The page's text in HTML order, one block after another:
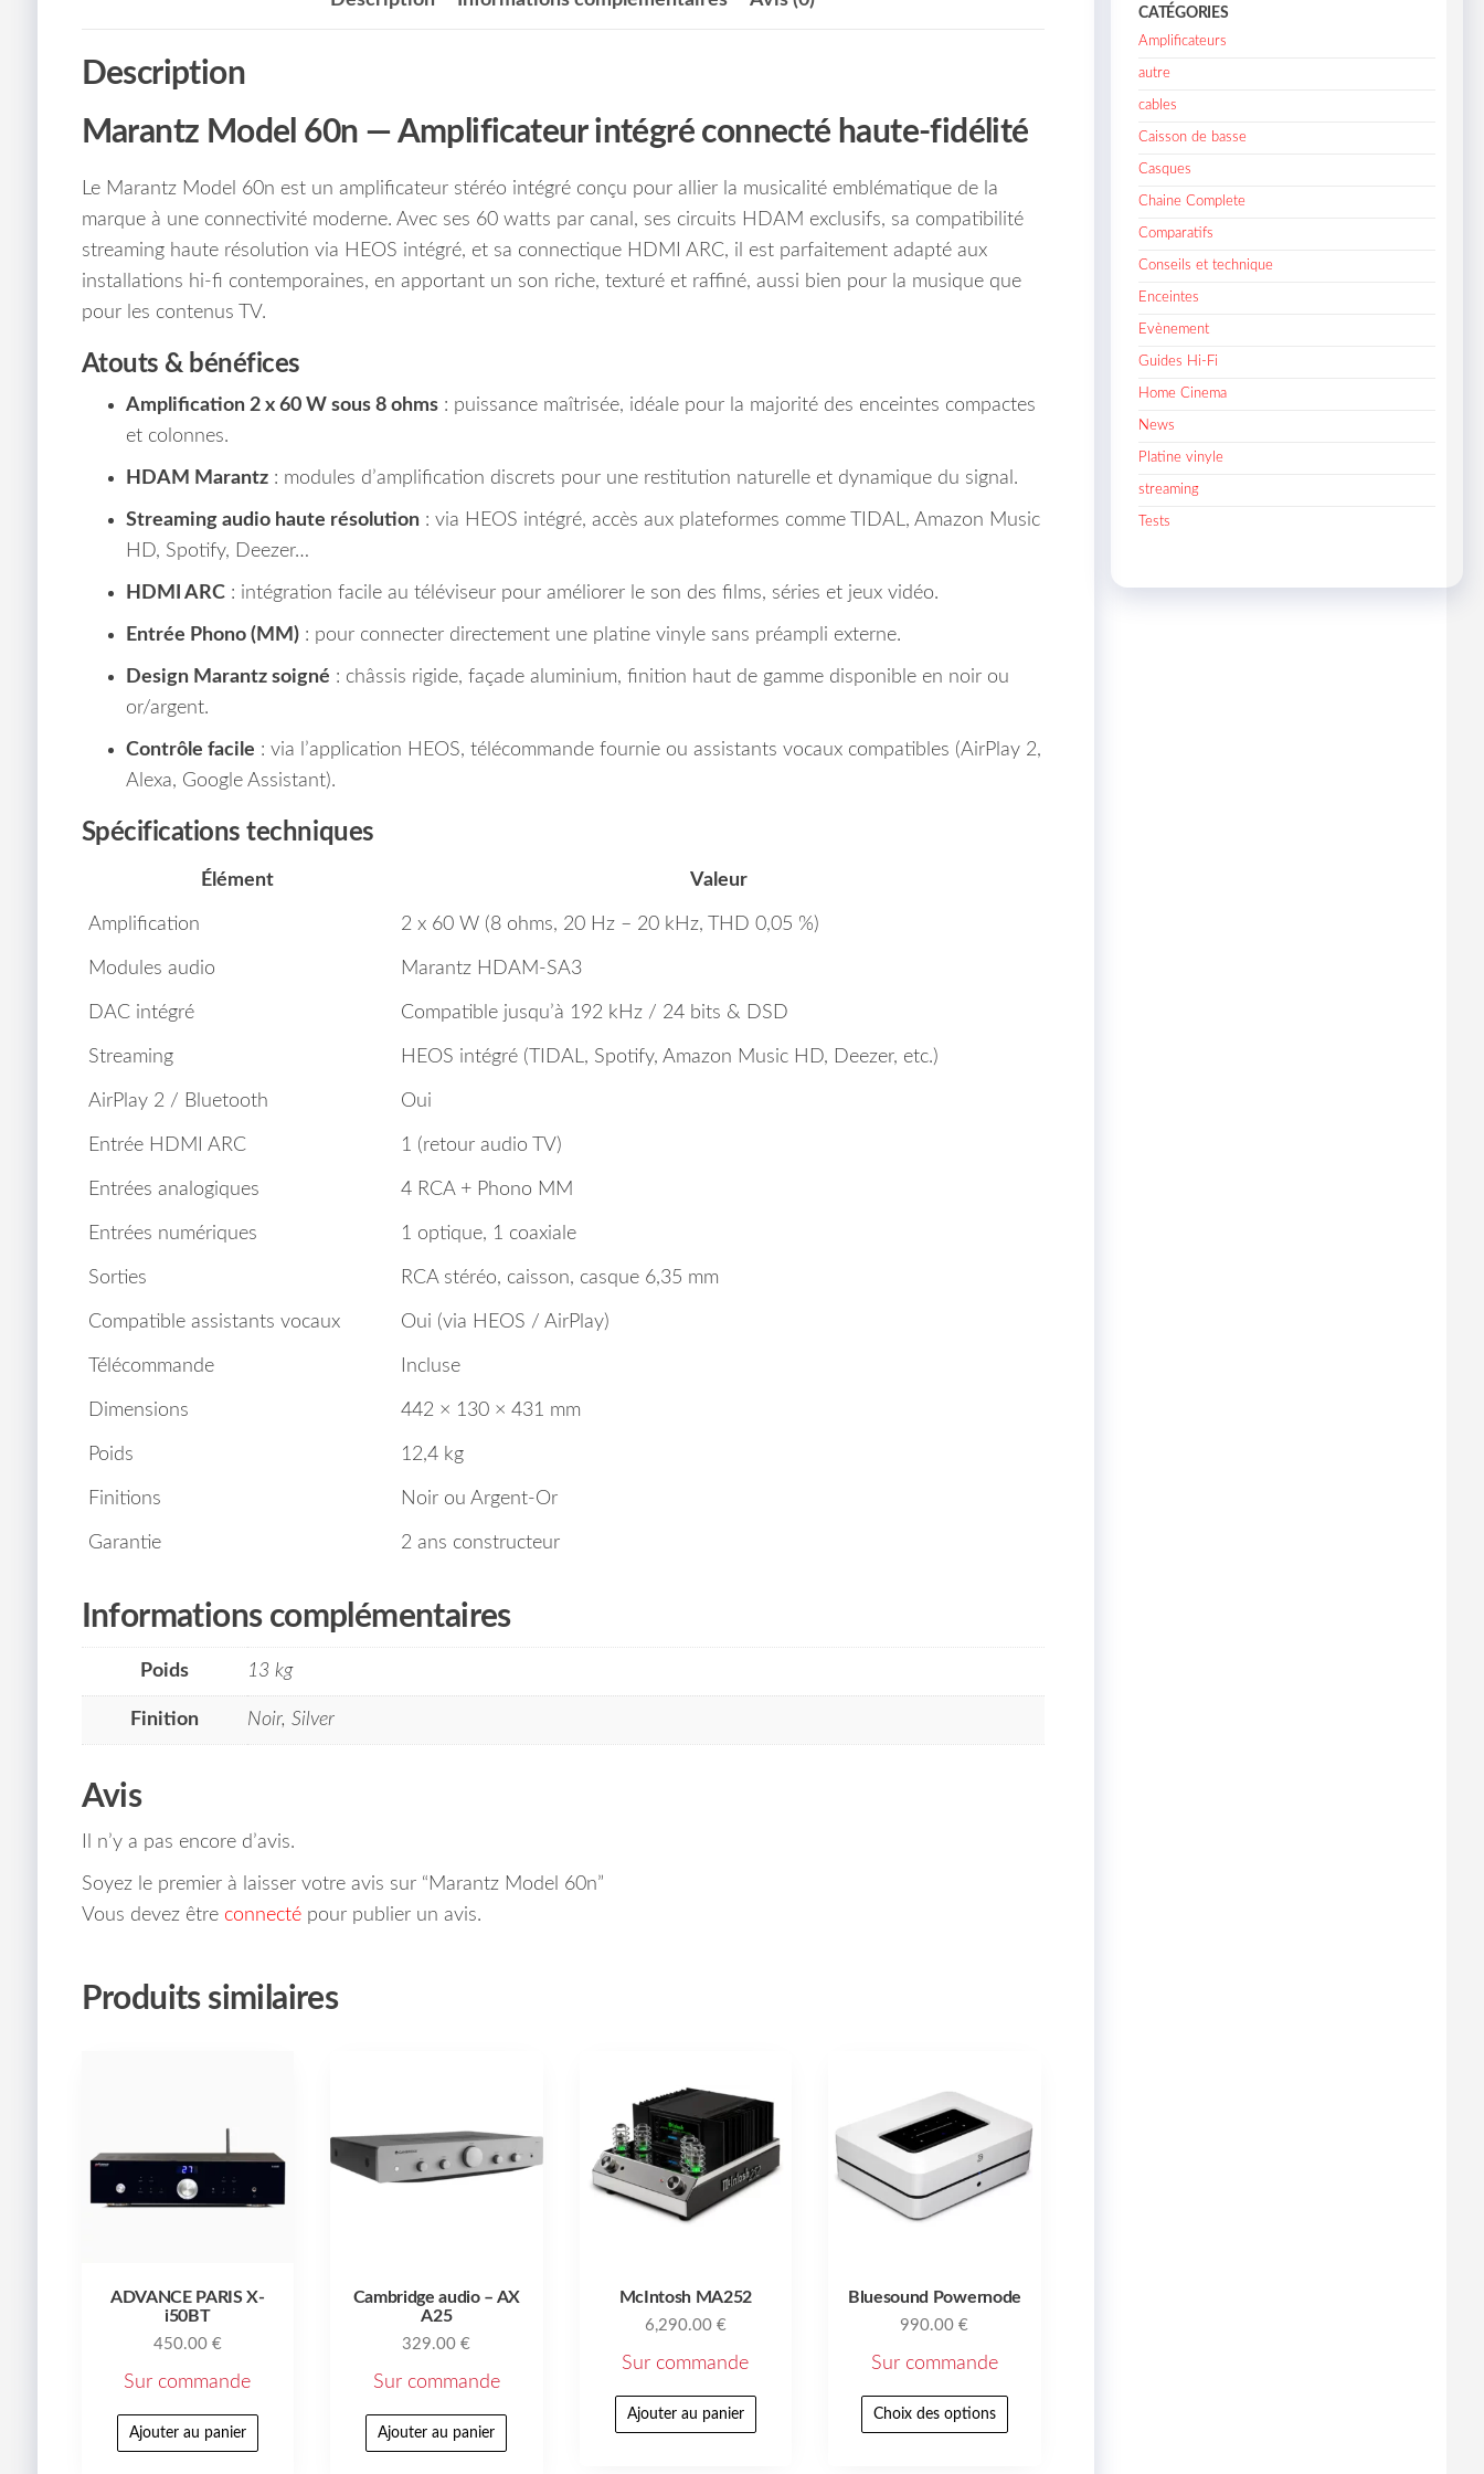
Description
Marantz Model 60n — Amplificateur intégré connecté haute-fidélité
Le Marantz Model 60n est un amplificateur stéréo intégré conçu pour allier la musicalité emblématique de la
marque à une connectivité moderne. Avec ses 60 watts par canal, ses circuits HDAM exclusifs, sa compatibilité
streaming haute résolution via HEOS intégré, et sa connectique HDMI ARC, il est parfaitement adapté aux
installations hi-fi contemporaines, en apportant un son riche, texturé et raffiné, aussi bien pour la musique que
pour les contenus TV.
Atouts & bénéfices
Amplification 2 x 60 W sous 8 ohms: puissance maîtrisée, idéale pour la majorité des enceintes compactes
et colonnes.
HDAM Marantz: modules d’amplification discrets pour une restitution naturelle et dynamique du signal.
Streaming audio haute résolution: via HEOS intégré, accès aux plateformes comme TIDAL, Amazon Music
HD, Spotify, Deezer…
HDMI ARC: intégration facile au téléviseur pour améliorer le son des films, séries et jeux vidéo.
Entrée Phono (MM): pour connecter directement une platine vinyle sans préampli externe.
Design Marantz soigné : châssis rigide, façade aluminium, finition haut de gamme disponible en noir ou
or/argent.
Contrôle facile : via l’application HEOS, télécommande fournie ou assistants vocaux compatibles (AirPlay 2,
Alexa, Google Assistant).
Spécifications techniques
Élément Valeur
Amplification 2 x 60 W (8 ohms, 20 Hz – 20 kHz, THD 0,05 %)
Modules audio Marantz HDAM-SA3
DAC intégré Compatible jusqu’à 192 kHz / 24 bits & DSD
Streaming HEOS intégré (TIDAL, Spotify, Amazon Music HD, Deezer, etc.)
AirPlay 2 / Bluetooth Oui
Entrée HDMI ARC 1 (retour audio TV)
Entrées analogiques 4 RCA + Phono MM
Entrées numériques 1 optique, 1 coaxiale
Sorties RCA stéréo, caisson, casque 6,35 mm
Compatible assistants vocaux Oui (via HEOS / AirPlay)
Télécommande Incluse
Dimensions 442 × 130 × 431 mm
Poids 12,4 kg
Finitions Noir ou Argent-Or
Garantie 2 ans constructeur
Informations complémentaires
Poids 13 kg
Finition Noir, Silver
Avis
Il n’y a pas encore d’avis.
Soyez le premier à laisser votre avis sur “Marantz Model 60n”
Vous devez être connectépour publier un avis.
Produits similaires
ADVANCE PARIS X-
i50BT
450.00 €
Sur commande
Ajouter au panier
Cambridge audio – AX
A25
329.00€
Sur commande
Ajouter au panier
McIntosh MA252
6,290.00 €
Sur commande
Ajouter au panier
Bluesound Powernode
990.00€
Sur commande
Choix des options
CATÉGORIES
Amplificateurs
autre
cables
Caisson de basse
Casques
Chaine Complete
Comparatifs
Conseils et technique
Enceintes
Evènement
Guides Hi-Fi
Home Cinema
News
Platine vinyle
streaming
Tests